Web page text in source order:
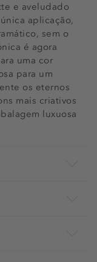
e aveludado
aplicação,
sem o
é agora
uma cor
para um
os eternos
mais criativos
luxuosa